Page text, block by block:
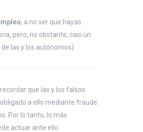
, a no ser que hayas
pero, no obstante, casi un
las y los autónomos)
que las y los falsos
a ello mediante fraude.
Por lo tanto, lo más
actuar ante ello.